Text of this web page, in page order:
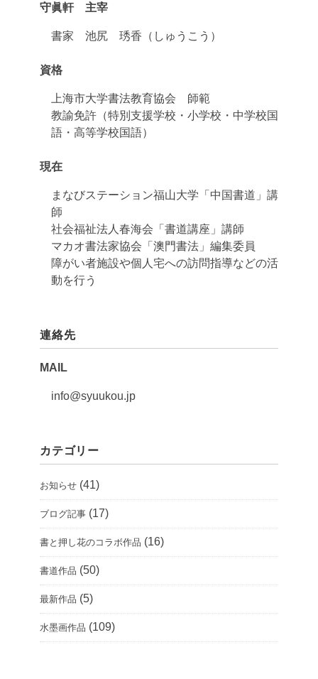
守眞軒 主宰
書家 池尻 琇香（しゅうこう）
資格
上海市大学書法教育協会 師範
教諭免許（特別支援学校・小学校・中学校国
語・高等学校国語）
現在
まなびステーション福山大学「中国書道」講
師
社会福祉法人春海会「書道講座」講師
マカオ書法家協会「澳門書法」編集委員
障がい者施設や個人宅への訪問指導などの活
動を行う
連絡先
MAIL
info@syuukou.jp
カテゴリー
お知らせ (41)
ブログ記事 (17)
書と押し花のコラボ作品 (16)
書道作品 (50)
最新作品 (5)
水墨画作品 (109)